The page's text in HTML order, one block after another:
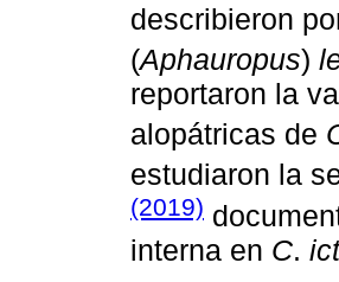
describieron
(Aphauropus)
reportaron la
alopátricas de
estudiaron la
(2019)
interna en C.